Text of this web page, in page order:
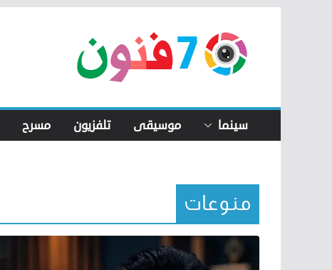
content
سينما موسيقى تلفزيون مسرح
منوعات